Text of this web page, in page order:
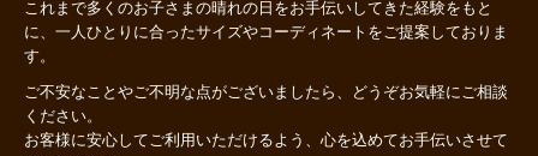
これまで多くのお子さまの晴れの日をお手伝いしてきた経験をもと
に、一人ひとりに合ったサイズやコーディネートをご提案しておりま
す。
ご不安なことやご不明な点がございましたら、どうぞお気軽にご相談
ください。
お客様に安心してご利用いただけるよう、心を込めてお手伝いさせて